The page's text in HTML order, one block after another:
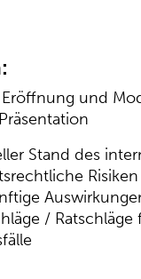
und
Stand des
/